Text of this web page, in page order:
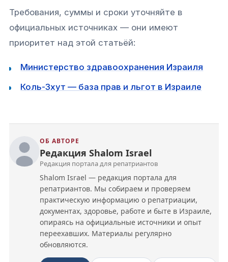
Требования, суммы и сроки уточняйте в
официальных источниках — они имеют
приоритет над этой статьёй:
Министерство здравоохранения Израиля
Коль-Зхут — база прав и льгот в Израиле
ОБ АВТОРЕ
Редакция Shalom Israel
Редакция портала для репатриантов
Shalom Israel — редакция портала для
репатриантов. Мы собираем и проверяем
практическую информацию о репатриации,
документах, здоровье, работе и быте в Израиле,
опираясь на официальные источники и опыт
переехавших. Материалы регулярно
обновляются.